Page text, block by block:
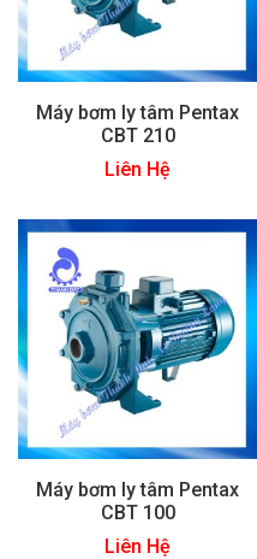
Máy bơm ly tâm Pentax
CBT 210
Liên Hệ
Máy bơm ly tâm Pentax
CBT 100
Liên Hệ